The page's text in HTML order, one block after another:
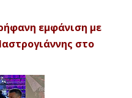
εμφάνιση με
στο